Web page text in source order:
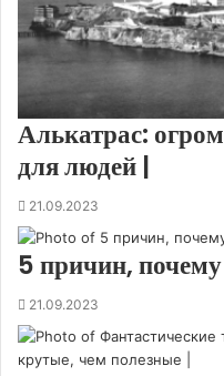
Алькатрас:
для людей |
21.09.2023
5 причин,
21.09.2023